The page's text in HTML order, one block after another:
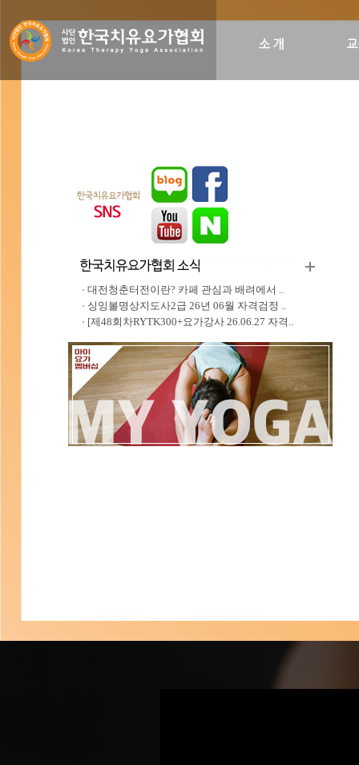
대전청춘터전이란? 카페 관심과 배려에서 ..
싱잉볼명상지도사2급 26년 06월 자격검정 ..
[제48회차RYTK300+요가강사 26.06.27 자격..